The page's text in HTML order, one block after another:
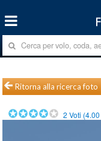
Ritorna alla ricerca foto
2 Voti (4.00